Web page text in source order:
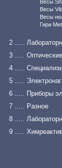
Весы
Весы
Весы
Гири
2 .....
3 .....
4 .....
5 .....
6 ..... Приборы
7 ..... Разное
8 .....
9 .....